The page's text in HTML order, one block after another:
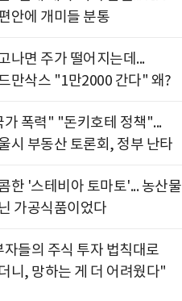
안에 개미들 분통
나면 주가 떨어지는데...
만삭스 "1만2000 간다" 왜?
가 폭력" "돈키호테 정책"...
시 부동산 토론회, 정부 난타
한 '스테비아 토마토'... 농산물
가공식품이었다
자들의 주식 투자 법칙대로
니, 망하는 게 더 어려웠다"